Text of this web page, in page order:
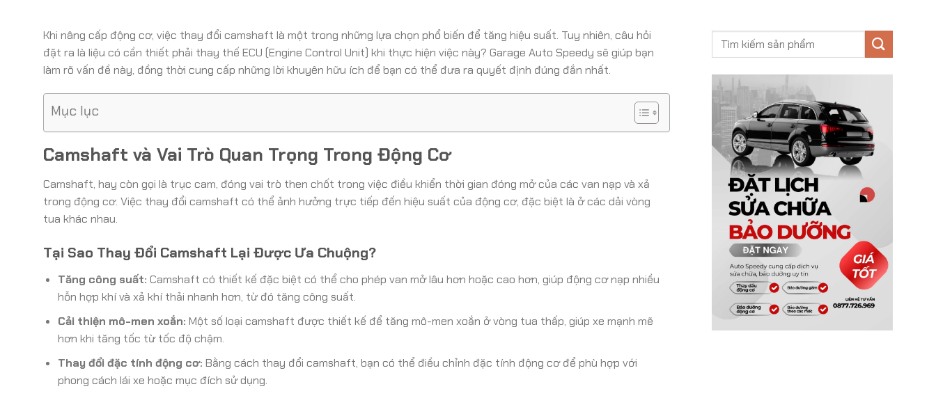
Khi nâng cấp động cơ, việc thay đổi camshaft là một trong những lựa chọn phổ biến để tăng hiệu suất. Tuy nhiên, câu hỏi
đặt ra là liệu có cần thiết phải thay thế ECU (Engine Control Unit) khi thực hiện việc này? Garage Auto Speedy sẽ giúp bạn
làm rõ vấn đề này, đồng thời cung cấp những lời khuyên hữu ích để bạn có thể đưa ra quyết định đúng đắn nhất.
Mục lục
Camshaft và Vai Trò Quan Trọng Trong Động Cơ
Camshaft, hay còn gọi là trục cam, đóng vai trò then chốt trong việc điều khiển thời gian đóng mở của các van nạp và xả
trong động cơ. Việc thay đổi camshaft có thể ảnh hưởng trực tiếp đến hiệu suất của động cơ, đặc biệt là ở các dải vòng
tua khác nhau.
Tại Sao Thay Đổi Camshaft Lại Được Ưa Chuộng?
Tăng công suất: Camshaft có thiết kế đặc biệt có thể cho phép van mở lâu hơn hoặc cao hơn, giúp động cơ nạp nhiều
hỗn hợp khí và xả khí thải nhanh hơn, từ đó tăng công suất.
Cải thiện mô-men xoắn: Một số loại camshaft được thiết kế để tăng mô-men xoắn ở vòng tua thấp, giúp xe mạnh mẽ
hơn khi tăng tốc từ tốc độ chậm.
Thay đổi đặc tính động cơ: Bằng cách thay đổi camshaft, bạn có thể điều chỉnh đặc tính động cơ để phù hợp với
phong cách lái xe hoặc mục đích sử dụng.